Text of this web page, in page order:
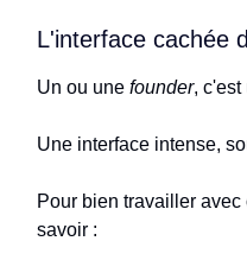
L'interface cachée
Un ou une founder, c'est
Une interface intense,
Pour bien travailler avec
savoir :